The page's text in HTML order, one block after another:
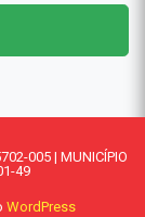
005 | MUNICÍPIO
49
WordPress